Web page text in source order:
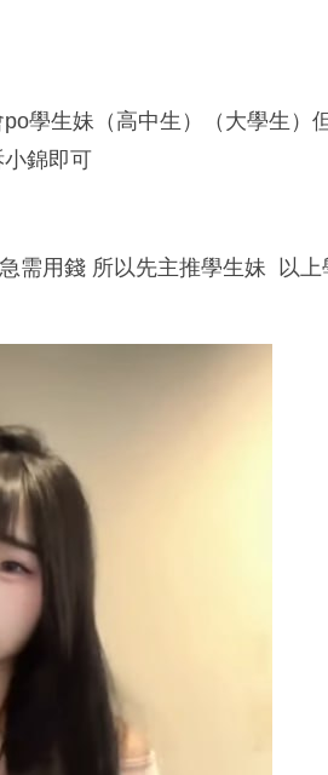
學生妹（高中生）（大學生
錦即可
需用錢 所以先主推學生妹 以